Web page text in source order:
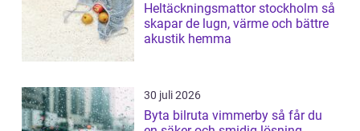
Heltäckningsmattor stockholm så
skapar de lugn, värme och bättre
akustik hemma
30 juli 2026
Byta bilruta vimmerby så får du